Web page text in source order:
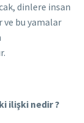
dinlere insan
ve bu yamalar
ilişki nedir ?